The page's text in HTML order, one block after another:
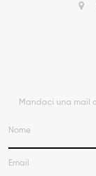
Mandaci una mail